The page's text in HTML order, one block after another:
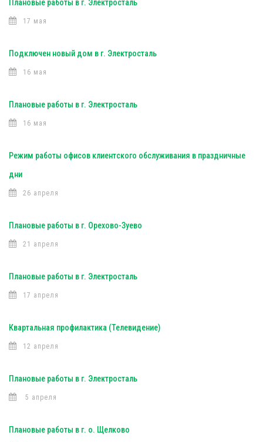
Плановые работы в г. Электросталь
17 мая
Подключен новый дом в г. Электросталь
16 мая
Плановые работы в г. Электросталь
16 мая
Режим работы офисов клиентского обслуживания в праздничные
дни
26 апреля
Плановые работы в г. Орехово-Зуево
21 апреля
Плановые работы в г. Электросталь
17 апреля
Квартальная профилактика (Телевидение)
12 апреля
Плановые работы в г. Электросталь
5 апреля
Плановые работы в г. о. Щелково